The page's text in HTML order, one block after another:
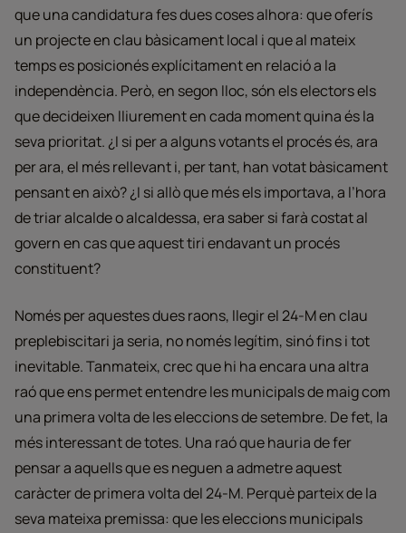
que una candidatura fes dues coses alhora: que oferís
un projecte en clau bàsicament local i que al mateix
temps es posicionés explícitament en relació a la
independència. Però, en segon lloc, són els electors els
que decideixen lliurement en cada moment quina és la
seva prioritat. ¿I si per a alguns votants el procés és, ara
per ara, el més rellevant i, per tant, han votat bàsicament
pensant en això? ¿I si allò que més els importava, a l’hora
de triar alcalde o alcaldessa, era saber si farà costat al
govern en cas que aquest tiri endavant un procés
constituent?
Només per aquestes dues raons, llegir el 24-M en clau
preplebiscitari ja seria, no només legítim, sinó fins i tot
inevitable. Tanmateix, crec que hi ha encara una altra
raó que ens permet entendre les municipals de maig com
una primera volta de les eleccions de setembre. De fet, la
més interessant de totes. Una raó que hauria de fer
pensar a aquells que es neguen a admetre aquest
caràcter de primera volta del 24-M. Perquè parteix de la
seva mateixa premissa: que les eleccions municipals